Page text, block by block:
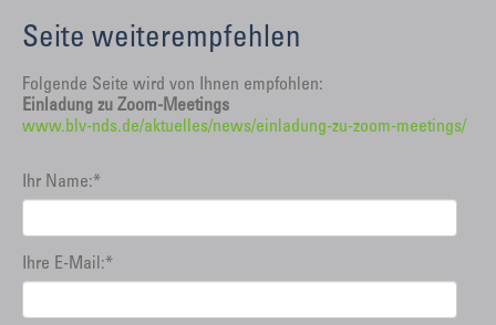
Seite weiterempfehlen
Folgende Seite wird von Ihnen empfohlen:
Einladung zu Zoom-Meetings
www.blv-nds.de/aktuelles/news/einladung-zu-zoom-meetings/
Ihr Name:*
Ihre E-Mail:*